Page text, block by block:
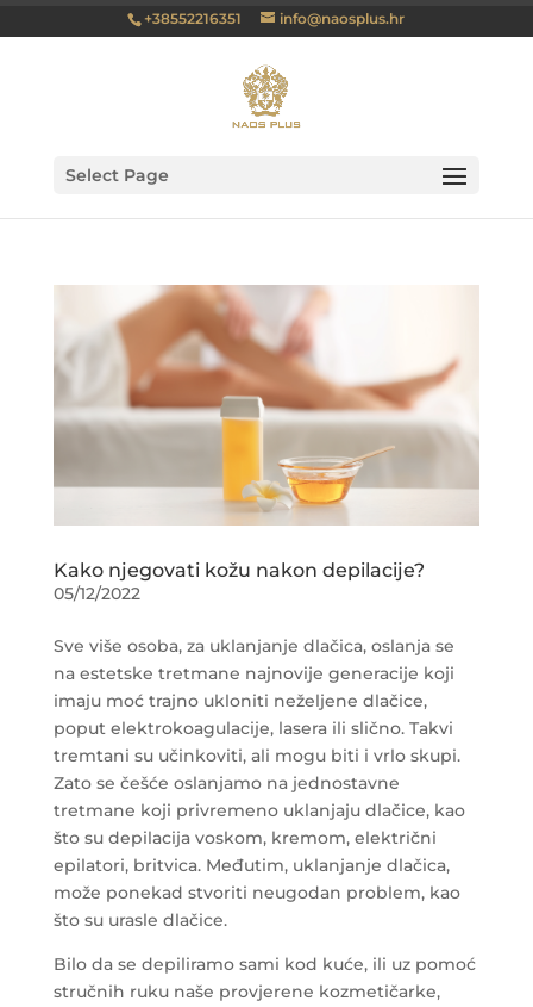
+38552216351 info@naosplus.hr
Select Page
Kako njegovati kožu nakon depilacije?
05/12/2022
Sve više osoba, za uklanjanje dlačica, oslanja se
na estetske tretmane najnovije generacije koji
imaju moć trajno ukloniti neželjene dlačice,
poput elektrokoagulacije, lasera ili slično. Takvi
tremtani su učinkoviti, ali mogu biti i vrlo skupi.
Zato se češće oslanjamo na jednostavne
tretmane koji privremeno uklanjaju dlačice, kao
što su depilacija voskom, kremom, električni
epilatori, britvica. Međutim, uklanjanje dlačica,
može ponekad stvoriti neugodan problem, kao
što su urasle dlačice.
Bilo da se depiliramo sami kod kuće, ili uz pomoć
stručnih ruku naše provjerene kozmetičarke,